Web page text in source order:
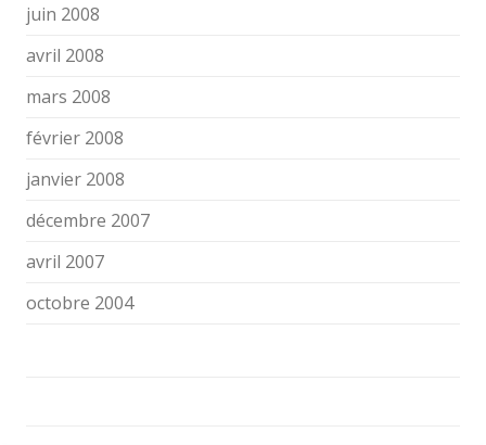
juin 2008
avril 2008
mars 2008
février 2008
janvier 2008
décembre 2007
avril 2007
octobre 2004